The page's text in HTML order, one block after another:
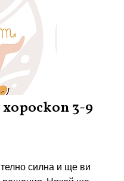
3-9
силна и ще ви